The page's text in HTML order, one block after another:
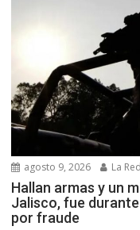
agosto 9, 2026 La
Hallan armas y un
Jalisco, fue
por fraude